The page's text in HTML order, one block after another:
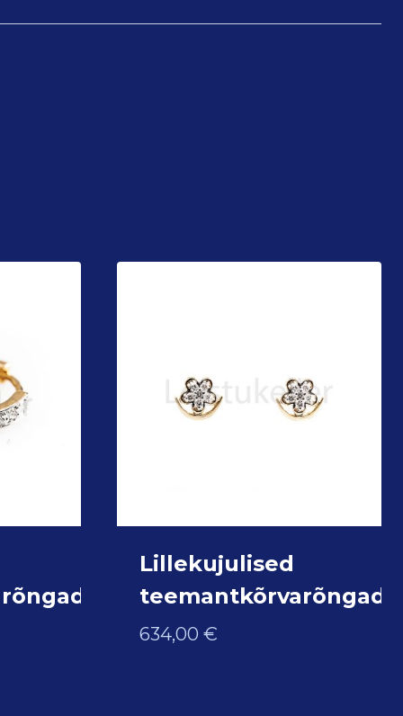
Lillekujulised
teemantkõrvarõngad
634,00 €